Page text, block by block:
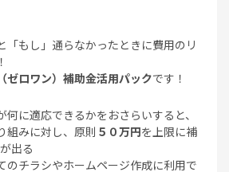
「もし」通らなかったときに費用のリ
ゼロワン）補助金活用パックです！
に適応できるかをおさらいすると、
組みに対し、原則 ５０万円を上限に補
出る
のチラシやホームページ作成に利用で